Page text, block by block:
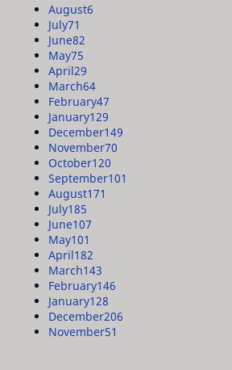
August6
July71
June82
May75
April29
March64
February47
January129
December149
November70
October120
September101
August171
July185
June107
May101
April182
March143
February146
January128
December206
November51